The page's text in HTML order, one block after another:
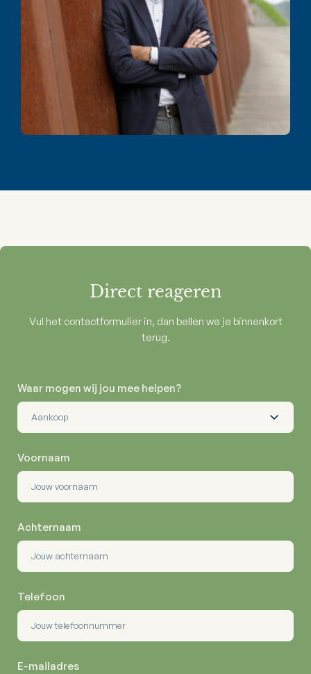
Direct reageren
Vul het contactformulier in, dan bellen we je binnenkort
terug.
Waar mogen wij jou mee helpen?
Voornaam
Achternaam
Telefoon
E-mailadres